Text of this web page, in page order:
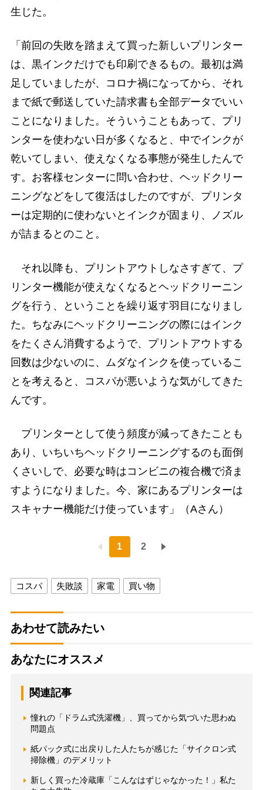
生じた。
「前回の失敗を踏まえて買った新しいプリンター
は、黒インクだけでも印刷できるもの。最初は満
足していましたが、コロナ禍になってから、それ
まで紙で郵送していた請求書も全部データでいい
ことになりました。そういうこともあって、プリ
ンターを使わない日が多くなると、中でインクが
乾いてしまい、使えなくなる事態が発生したんで
す。お客様センターに問い合わせ、ヘッドクリー
ニングなどをして復活はしたのですが、プリンタ
ーは定期的に使わないとインクが固まり、ノズル
が詰まるとのこと。
それ以降も、プリントアウトしなさすぎて、プ
リンター機能が使えなくなるとヘッドクリーニン
グを行う、ということを繰り返す羽目になりまし
た。ちなみにヘッドクリーニングの際にはインク
をたくさん消費するようで、プリントアウトする
回数は少ないのに、ムダなインクを使っているこ
とを考えると、コスパが悪いような気がしてきた
んです。
プリンターとして使う頻度が減ってきたことも
あり、いちいちヘッドクリーニングするのも面倒
くさいしで、必要な時はコンビニの複合機で済ま
すようになりました。今、家にあるプリンターは
スキャナー機能だけ使っています」（Aさん）
1 2
コスパ 失敗談 家電 買い物
あわせて読みたい
あなたにオススメ
関連記事
憧れの「ドラム式洗濯機」、買ってから気づいた思わぬ
問題点
紙パック式に出戻りした人たちが感じた「サイクロン式
掃除機」のデメリット
新しく買った冷蔵庫「こんなはずじゃなかった！」私た